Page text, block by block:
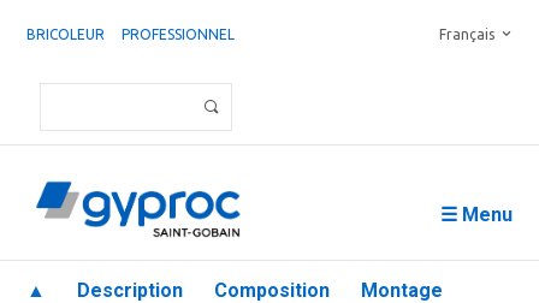
BRICOLEUR PROFESSIONNEL Français
☰ Menu
▲ Description Composition Montage